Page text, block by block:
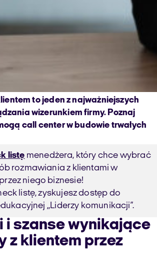
to jeden z najważniejszych
wizerunkiem firmy. Poznaj
call center w budowie trwałych
listę menedżera, który chce wybrać
rozmawiania z klientami w
niego biznesie!
listę, zyskujesz dostęp do
,,Liderzy komunikacji”.
i szanse wynikające
z klientem przez